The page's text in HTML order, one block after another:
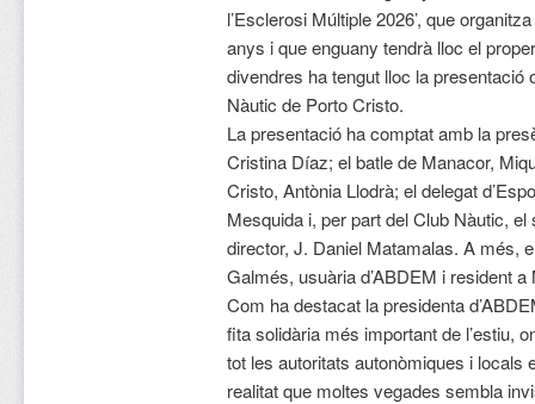
l’Esclerosi Múltiple 2026’, que
anys i que enguany tendrà lloc el
divendres ha tengut lloc la presentació
Nàutic de Porto Cristo.
La presentació ha comptat amb la
Cristina Díaz; el batle de Manacor,
Cristo, Antònia Llodrà; el delegat
Mesquida i, per part del Club Nàutic,
director, J. Daniel Matamalas. A més,
Galmés, usuària d’ABDEM i resident a
Com ha destacat la presidenta
fita solidària més important de l’estiu,
tot les autoritats autonòmiques i locals
realitat que moltes vegades sembla